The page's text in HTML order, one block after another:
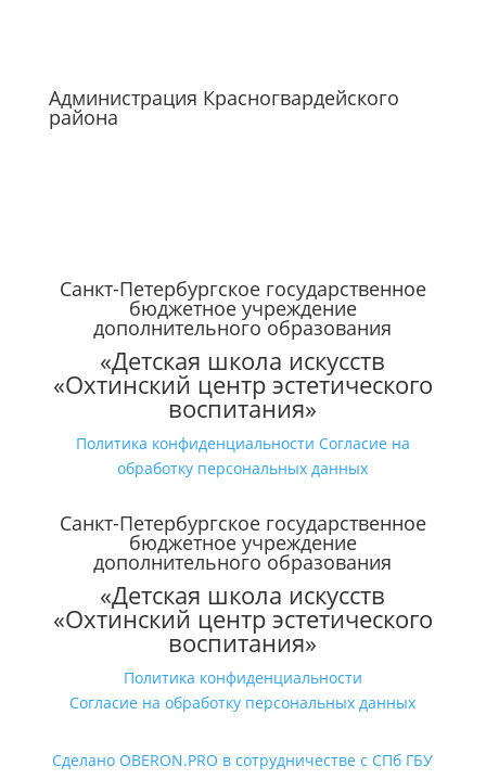
Администрация Красногвардейского
района
Санкт-Петербургское государственное
бюджетное учреждение
дополнительного образования
«Детская школа искусств
«Охтинский центр эстетического
воспитания»
Политика конфиденциальности Согласие на
обработку персональных данных
Санкт-Петербургское государственное
бюджетное учреждение
дополнительного образования
«Детская школа искусств
«Охтинский центр эстетического
воспитания»
Политика конфиденциальности
Согласие на обработку персональных данных
Сделано OBERON.PRO в сотрудничестве с СПб ГБУ